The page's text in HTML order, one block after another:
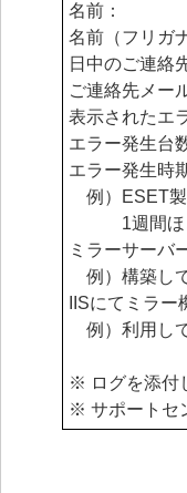
名前：
名前（フリガ
日中のご連絡
ご連絡先メー
表示されたエ
エラー発生台
エラー発生時
例）ESET製
1週間ほ
ミラーサーバ
例）構築し
IISにてミラ
例）利用し
※ ログを添付
※ サポートセ